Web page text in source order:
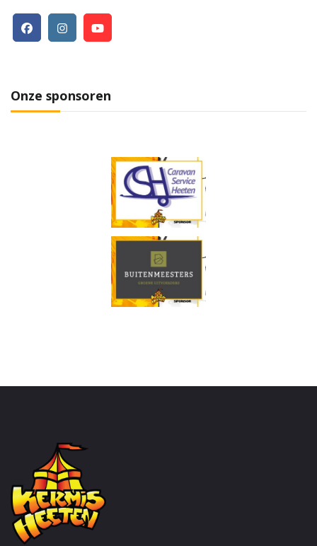
Onze sponsoren